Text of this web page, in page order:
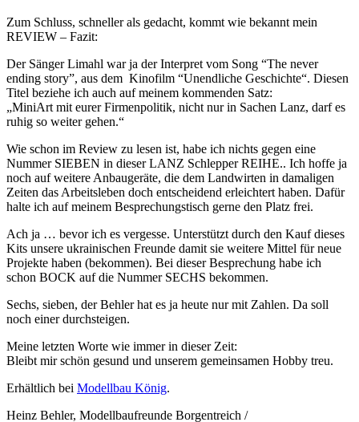
Zum Schluss, schneller als gedacht, kommt wie bekannt mein
REVIEW – Fazit:
Der Sänger Limahl war ja der Interpret vom Song “The never
ending story”, aus dem Kinofilm “Unendliche Geschichte“. Diesen
Titel beziehe ich auch auf meinem kommenden Satz:
„MiniArt mit eurer Firmenpolitik, nicht nur in Sachen Lanz, darf es
ruhig so weiter gehen.“
Wie schon im Review zu lesen ist, habe ich nichts gegen eine
Nummer SIEBEN in dieser LANZ Schlepper REIHE.. Ich hoffe ja
noch auf weitere Anbaugeräte, die dem Landwirten in damaligen
Zeiten das Arbeitsleben doch entscheidend erleichtert haben. Dafür
halte ich auf meinem Besprechungstisch gerne den Platz frei.
Ach ja … bevor ich es vergesse. Unterstützt durch den Kauf dieses
Kits unsere ukrainischen Freunde damit sie weitere Mittel für neue
Projekte haben (bekommen). Bei dieser Besprechung habe ich
schon BOCK auf die Nummer SECHS bekommen.
Sechs, sieben, der Behler hat es ja heute nur mit Zahlen. Da soll
noch einer durchsteigen.
Meine letzten Worte wie immer in dieser Zeit:
Bleibt mir schön gesund und unserem gemeinsamen Hobby treu.
Erhältlich bei Modellbau König.
Heinz Behler, Modellbaufreunde Borgentreich /